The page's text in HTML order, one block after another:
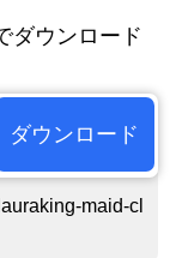
한국어
繁體中文
ダウンロード
ダウンロード
maid-cl